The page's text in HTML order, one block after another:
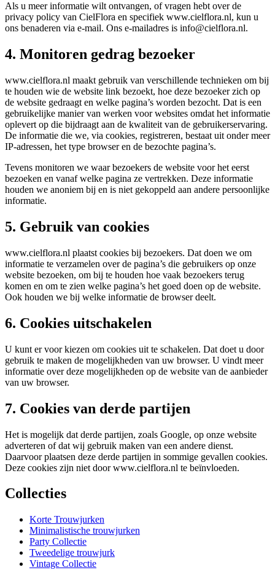
Als u meer informatie wilt ontvangen, of vragen hebt over de
privacy policy van CielFlora en specifiek www.cielflora.nl, kun u
ons benaderen via e-mail. Ons e-mailadres is info@cielflora.nl.
4. Monitoren gedrag bezoeker
www.cielflora.nl maakt gebruik van verschillende technieken om bij
te houden wie de website link bezoekt, hoe deze bezoeker zich op
de website gedraagt en welke pagina’s worden bezocht. Dat is een
gebruikelijke manier van werken voor websites omdat het informatie
oplevert op die bijdraagt aan de kwaliteit van de gebruikerservaring.
De informatie die we, via cookies, registreren, bestaat uit onder meer
IP-adressen, het type browser en de bezochte pagina’s.
Tevens monitoren we waar bezoekers de website voor het eerst
bezoeken en vanaf welke pagina ze vertrekken. Deze informatie
houden we anoniem bij en is niet gekoppeld aan andere persoonlijke
informatie.
5. Gebruik van cookies
www.cielflora.nl plaatst cookies bij bezoekers. Dat doen we om
informatie te verzamelen over de pagina’s die gebruikers op onze
website bezoeken, om bij te houden hoe vaak bezoekers terug
komen en om te zien welke pagina’s het goed doen op de website.
Ook houden we bij welke informatie de browser deelt.
6. Cookies uitschakelen
U kunt er voor kiezen om cookies uit te schakelen. Dat doet u door
gebruik te maken de mogelijkheden van uw browser. U vindt meer
informatie over deze mogelijkheden op de website van de aanbieder
van uw browser.
7. Cookies van derde partijen
Het is mogelijk dat derde partijen, zoals Google, op onze website
adverteren of dat wij gebruik maken van een andere dienst.
Daarvoor plaatsen deze derde partijen in sommige gevallen cookies.
Deze cookies zijn niet door www.cielflora.nl te beïnvloeden.
Collecties
Korte Trouwjurken
Minimalistische trouwjurken
Party Collectie
Tweedelige trouwjurk
Vintage Collectie